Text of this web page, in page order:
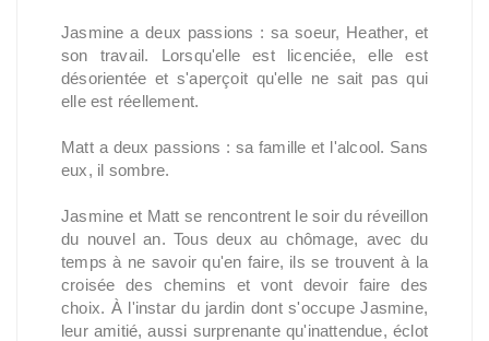
Jasmine a deux passions : sa soeur, Heather, et
son travail. Lorsqu'elle est licenciée, elle est
désorientée et s'aperçoit qu'elle ne sait pas qui
elle est réellement.
Matt a deux passions : sa famille et l'alcool. Sans
eux, il sombre.
Jasmine et Matt se rencontrent le soir du réveillon
du nouvel an. Tous deux au chômage, avec du
temps à ne savoir qu'en faire, ils se trouvent à la
croisée des chemins et vont devoir faire des
choix. À l'instar du jardin dont s'occupe Jasmine,
leur amitié, aussi surprenante qu'inattendue, éclot